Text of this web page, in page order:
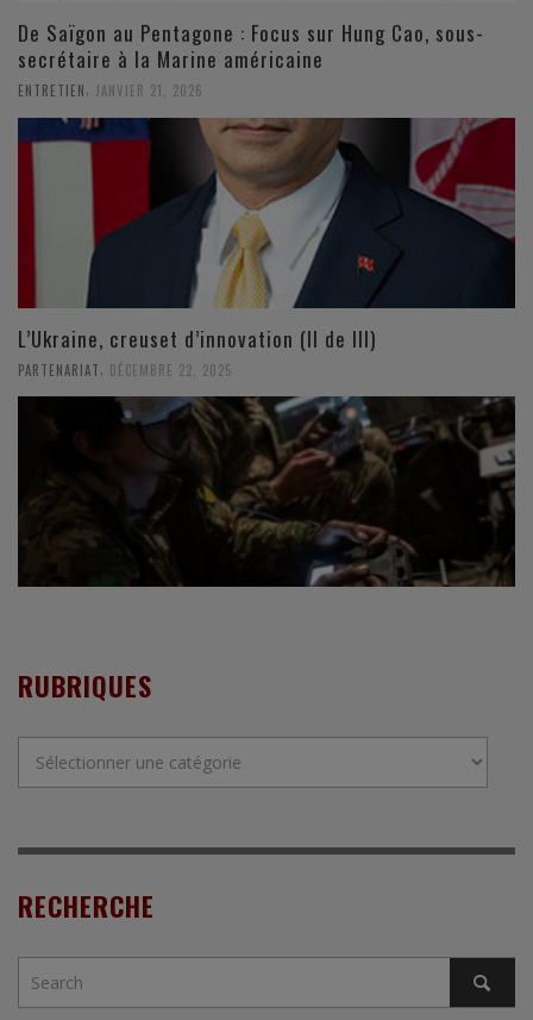
De Saïgon au Pentagone : Focus sur Hung Cao, sous-
secrétaire à la Marine américaine
ENTRETIEN JANVIER 21, 2026
L’Ukraine, creuset d’innovation (II de III)
PARTENARIAT DÉCEMBRE 22, 2025
RUBRIQUES
RECHERCHE